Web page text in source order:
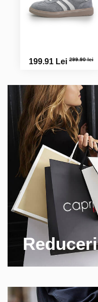
199.91 Lei299.90 lei
Reduceri